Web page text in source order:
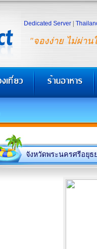
"จองง่าย ไม่ผ่าน
Dedicated Server
จังหวัดพระนครศรีอยุธ